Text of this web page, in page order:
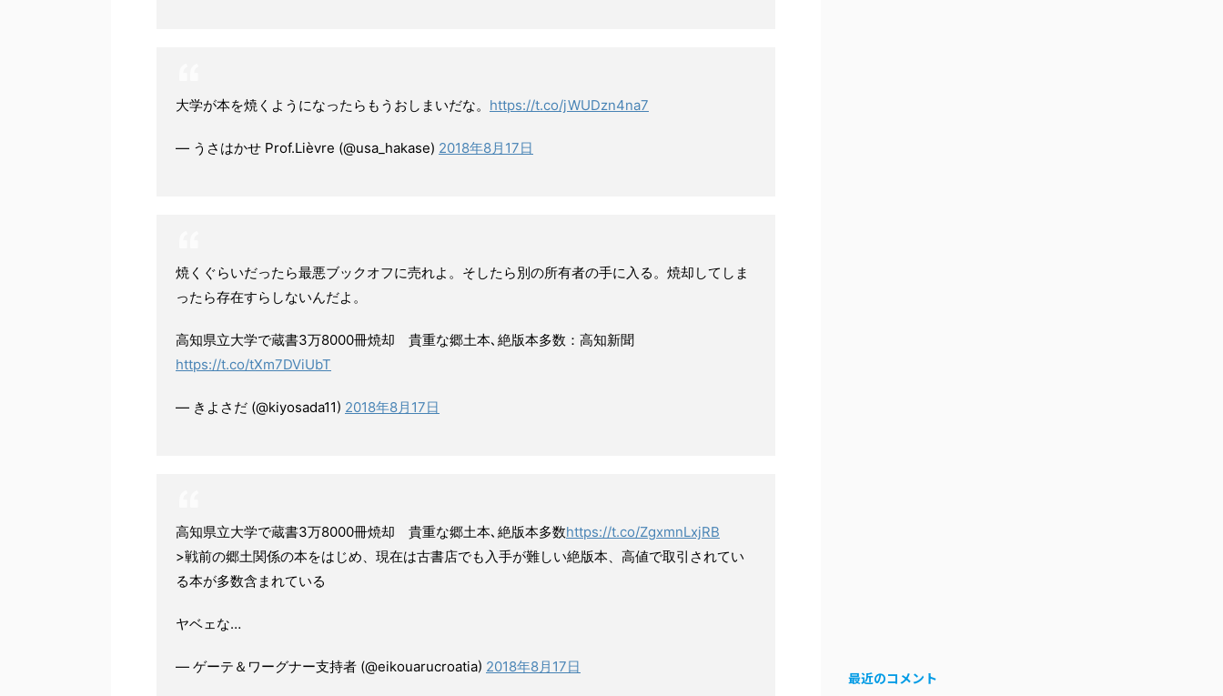
大学が本を焼くようになったらもうおしまいだな。 https://t.co/jWUDzn4na7
— うさはかせ Prof.Lièvre (@usa_hakase) 2018年8月17日
焼くぐらいだったら最悪ブックオフに売れよ。そしたら別の所有者の手に入る。焼却してしま
ったら存在すらしないんだよ。
高知県立大学で蔵書3万8000冊焼却 貴重な郷土本､絶版本多数：高知新聞
https://t.co/tXm7DViUbT
— きよさだ (@kiyosada11) 2018年8月17日
高知県立大学で蔵書3万8000冊焼却 貴重な郷土本､絶版本多数https://t.co/ZgxmnLxjRB
>戦前の郷土関係の本をはじめ、現在は古書店でも入手が難しい絶版本、高値で取引されてい
る本が多数含まれている
ヤベェな…
— ゲーテ＆ワーグナー支持者 (@eikouarucroatia) 2018年8月17日
最近のコメント